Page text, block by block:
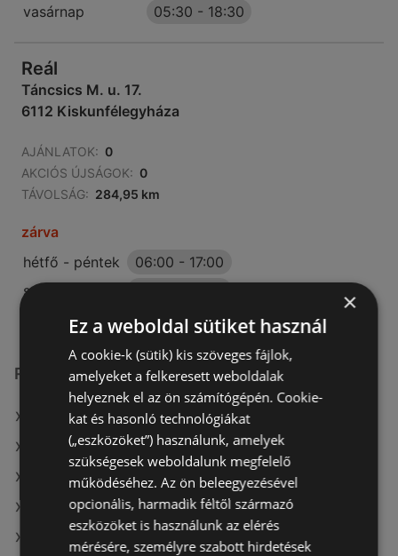
vasárnap
05:30 - 18:30
Reál
Táncsics M. u. 17.
6112 Kiskunfélegyháza
AJÁNLATOK: 0
AKCIÓS ÚJSÁGOK: 0
TÁVOLSÁG: 284,95 km
zárva
hétfő - péntek
06:00 - 17:00
szombat
Reál üzletek itt:
Reál itt: Békéscsabai
Reál itt: Aszódi
Reál itt: Csornai
Reál itt: Kisvárdai
Reál itt: Hatvani
×
Ez a weboldal sütiket használ
A cookie-k (sütik) kis szöveges fájlok,
amelyeket a felkeresett weboldalak
helyeznek el az ön számítógépén. Cookie-
kat és hasonló technológiákat
(„eszközöket”) használunk, amelyek
szükségesek weboldalunk megfelelő
működéséhez. Az ön beleegyezésével
opcionális, harmadik féltől származó
eszközöket is használunk az elérés
mérésére, személyre szabott hirdetések